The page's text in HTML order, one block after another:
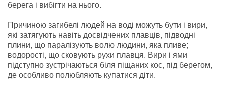
берега і вибігти на нього.
Причиною загибелі людей на воді можуть бути і вири,
які затягують навіть досвідчених плавців, підводні
плини, що паралізують волю людини, яка пливе;
водорості, що сковують рухи плавця. Вири і ями
підступно зустрічаються біля піщаних кос, під берегом,
де особливо полюбляють купатися діти.